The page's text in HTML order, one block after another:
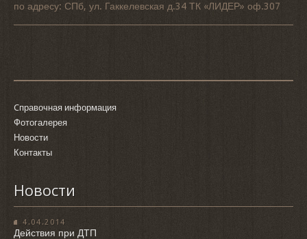
по адресу: СПб, ул. Гаккелевская д.34 ТК «ЛИДЕР» оф.307
Cправочная информация
Фотогалерея
Новости
Контакты
Новости
4.04.2014
Действия при ДТП